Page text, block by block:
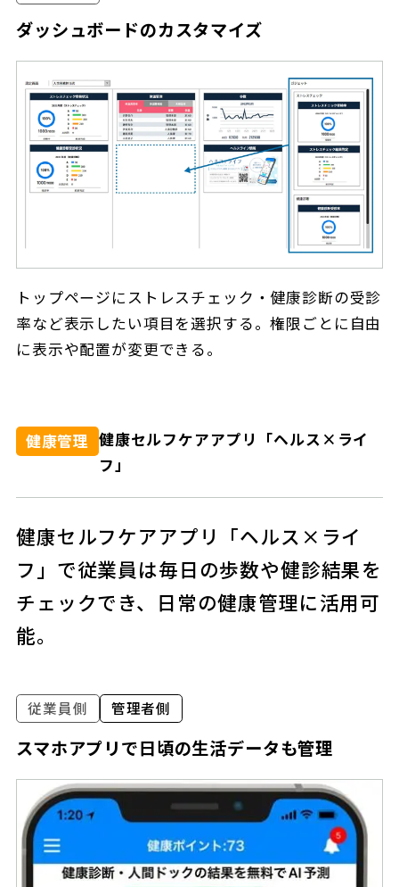
ダッシュボードのカスタマイズ
トップページにストレスチェック・健康診断の受診
率など表示したい項目を選択する。権限ごとに自由
に表示や配置が変更できる。
健康管理 健康セルフケアアプリ「ヘルス×ライ
フ」
健康セルフケアアプリ「ヘルス×ライ
フ」で従業員は毎日の歩数や健診結果を
チェックでき、日常の健康管理に活用可
能。
従業員側 管理者側
スマホアプリで日頃の生活データも管理